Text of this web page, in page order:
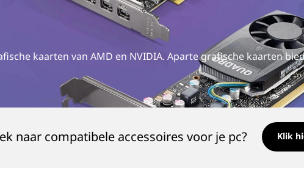
kaarten van AMD en NVIDIA. Aparte grafische kaarten
naar compatibele accessoires voor je pc? Klik